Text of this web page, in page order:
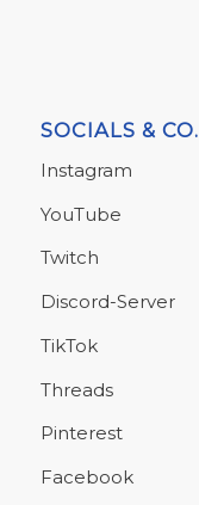
SOCIALS & CO.
Instagram
YouTube
Twitch
Discord-Server
TikTok
Threads
Pinterest
Facebook